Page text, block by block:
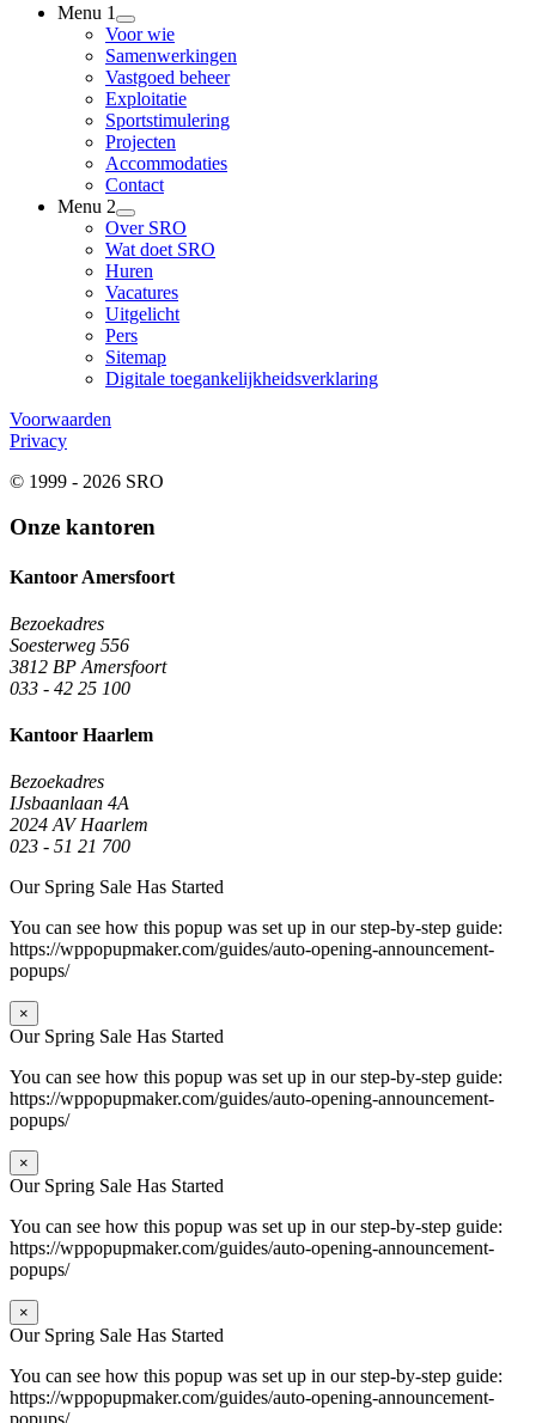
Menu 1
Voor wie
Samenwerkingen
Vastgoed beheer
Exploitatie
Sportstimulering
Projecten
Accommodaties
Contact
Menu 2
Over SRO
Wat doet SRO
Huren
Vacatures
Uitgelicht
Pers
Sitemap
Digitale toegankelijkheidsverklaring
Voorwaarden
Privacy
© 1999 - 2026 SRO
Onze kantoren
Kantoor Amersfoort
Bezoekadres
Soesterweg 556
3812 BP Amersfoort
033 - 42 25 100
Kantoor Haarlem
Bezoekadres
IJsbaanlaan 4A
2024 AV Haarlem
023 - 51 21 700
Our Spring Sale Has Started
You can see how this popup was set up in our step-by-step guide:
https://wppopupmaker.com/guides/auto-opening-announcement-
popups/
×
Our Spring Sale Has Started
You can see how this popup was set up in our step-by-step guide:
https://wppopupmaker.com/guides/auto-opening-announcement-
popups/
×
Our Spring Sale Has Started
You can see how this popup was set up in our step-by-step guide:
https://wppopupmaker.com/guides/auto-opening-announcement-
popups/
×
Our Spring Sale Has Started
You can see how this popup was set up in our step-by-step guide:
https://wppopupmaker.com/guides/auto-opening-announcement-